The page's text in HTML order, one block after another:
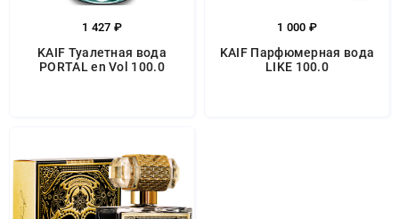
1 427 ₽
KAIF Туалетная вода
PORTAL en Vol 100.0
1 000 ₽
KAIF Парфюмерная вода
LIKE 100.0